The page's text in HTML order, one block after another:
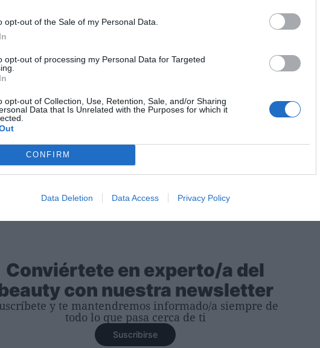
opt-out of the Sale of my Personal Data.
opt-out of processing my Personal Data for Targeted
opt-out of Collection, Use, Retention, Sale, and/or Sharing
Data that Is Unrelated with the Purposes for which it
CONFIRM
Data Deletion Data Access Privacy Policy
de género y psicología
¿Qué significa oler a
Conviértete en experto/a del
con nuestra newsletter
y te mantendremos informado/a siempre de
todo lo que pasa cerca de ti
Suscribirse